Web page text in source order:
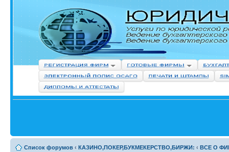
Список форумов ‹ КАЗИНО,ПОКЕР,БУКМЕКЕРСТВО,БИРЖИ: ‹ ВСЕ О